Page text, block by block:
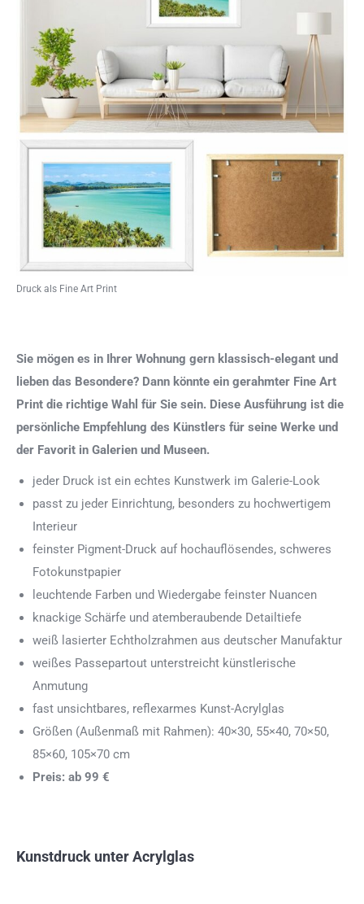
Druck als Fine Art Print
Sie mögen es in Ihrer Wohnung gern klassisch-elegant und
lieben das Besondere? Dann könnte ein gerahmter Fine Art
Print die richtige Wahl für Sie sein. Diese Ausführung ist die
persönliche Empfehlung des Künstlers für seine Werke und
der Favorit in Galerien und Museen.
jeder Druck ist ein echtes Kunstwerk im Galerie-Look
passt zu jeder Einrichtung, besonders zu hochwertigem
Interieur
feinster Pigment-Druck auf hochauflösendes, schweres
Fotokunstpapier
leuchtende Farben und Wiedergabe feinster Nuancen
knackige Schärfe und atemberaubende Detailtiefe
weiß lasierter Echtholzrahmen aus deutscher Manufaktur
weißes Passepartout unterstreicht künstlerische
Anmutung
fast unsichtbares, reflexarmes Kunst-Acrylglas
Größen (Außenmaß mit Rahmen): 40×30, 55×40, 70×50,
85×60, 105×70 cm
Preis: ab 99 €
Kunstdruck unter Acrylglas